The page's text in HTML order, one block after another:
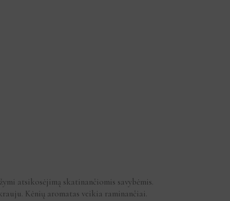
atsikosėjimą skatinančiomis savybėmis.
Kėnių aromatas veikia raminančiai.